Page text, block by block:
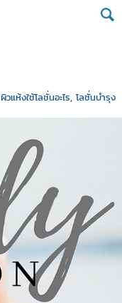
ผิวแห้งใช้โลชั่นอะไร, โลชั่นบำรุง